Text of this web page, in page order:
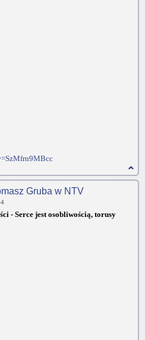
Gruba w NTV
- Serce jest osobliwością, torusy